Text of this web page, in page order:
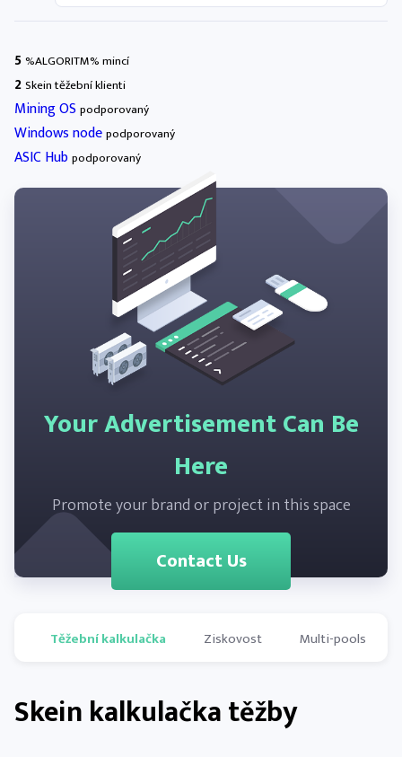
5%ALGORITM% mincí
2Skein těžební klienti
Mining OS podporovaný
Windows nodepodporovaný
ASIC Hub podporovaný
Your Advertisement Can Be
Here
Promote your brand or project in this space
Contact Us
Těžební kalkulačka Ziskovost Multi-pools
Skein kalkulačka těžby